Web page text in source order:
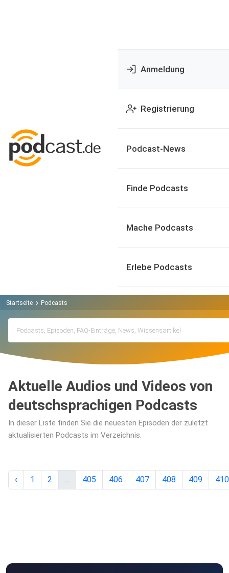
Anmeldung
Registrierung
Podcast-News
Finde Podcasts
Mache Podcasts
Erlebe Podcasts
Startseite Podcasts
Aktuelle Audios und Videos von
deutschsprachigen Podcasts
In dieser Liste finden Sie die neuesten Episoden der zuletzt
aktualisierten Podcasts im Verzeichnis.
‹ 1 2 ... 405 406 407 408 409 410